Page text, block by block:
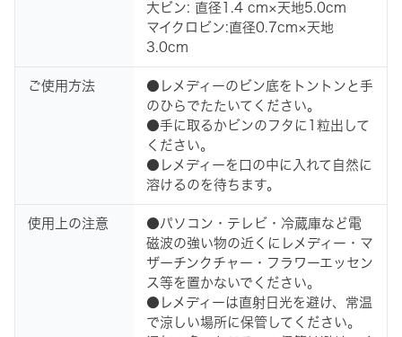
大ビン: 直径1.4 cm×天地5.0cm
マイクロビン:直径0.7cm×天地
3.0cm
ご使用方法
●レメディーのビン底をトントンと手
のひらでたたいてください。
●手に取るかビンのフタに1粒出して
ください。
●レメディーを口の中に入れて自然に
溶けるのを待ちます。
使用上の注意
●パソコン・テレビ・冷蔵庫など電
磁波の強い物の近くにレメディー・マ
ザーチンクチャー・フラワーエッセン
ス等を置かないでください。
●レメディーは直射日光を避け、常温
で涼しい場所に保管してください。